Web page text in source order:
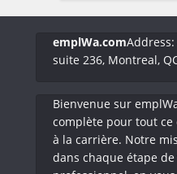
emplWa.com
suite 236, Montreal,
Bienvenue sur
complète pour tout ce
à la carrière. Notre
dans chaque étape